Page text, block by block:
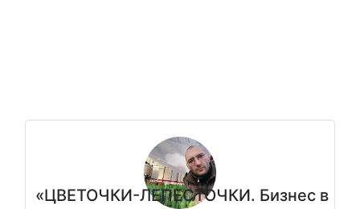
«ЦВЕТОЧКИ-ЛЕПЕСТОЧКИ. Бизнес в